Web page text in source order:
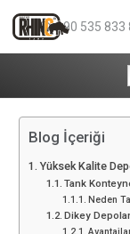
+90 535 833
Blog İçeriği
Yüksek Kalite
Tank
Neden
Dikey